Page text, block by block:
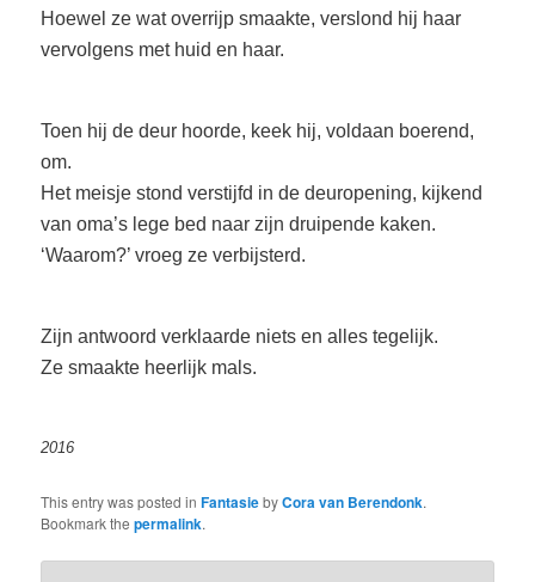
Hoewel ze wat overrijp smaakte, verslond hij haar
vervolgens met huid en haar.
Toen hij de deur hoorde, keek hij, voldaan boerend,
om.
Het meisje stond verstijfd in de deuropening, kijkend
van oma’s lege bed naar zijn druipende kaken.
‘Waarom?’ vroeg ze verbijsterd.
Zijn antwoord verklaarde niets en alles tegelijk.
Ze smaakte heerlijk mals.
2016
This entry was posted inFantasiebyCora van Berendonk.
Bookmark thepermalink.